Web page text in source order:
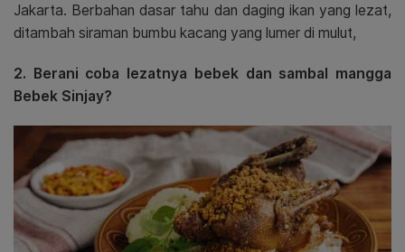
Jakarta. Berbahan dasar tahu dan daging ikan yang lezat,
ditambah siraman bumbu kacang yang lumer di mulut,
2. Berani coba lezatnya bebek dan sambal mangga
Bebek Sinjay?